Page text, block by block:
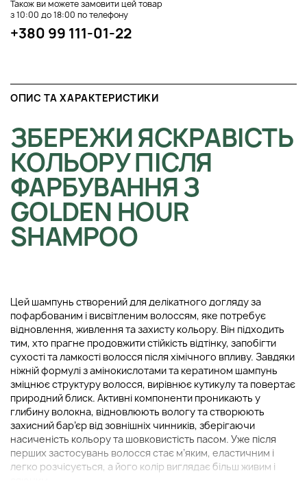
Також ви можете замовити цей товар
з 10:00 до 18:00 по телефону
+380 99 111-01-22
ОПИС ТА ХАРАКТЕРИСТИКИ
ЗБЕРЕЖИ ЯСКРАВІСТЬ
КОЛЬОРУ ПІСЛЯ
ФАРБУВАННЯ З
GOLDEN HOUR
SHAMPOO
Цей шампунь створений для делікатного догляду за
пофарбованим і висвітленим волоссям, яке потребує
відновлення, живлення та захисту кольору. Він підходить
тим, хто прагне продовжити стійкість відтінку, запобігти
сухості та ламкості волосся після хімічного впливу. Завдяки
ніжній формулі з амінокислотами та кератином шампунь
зміцнює структуру волосся, вирівнює кутикулу та повертає
природний блиск. Активні компоненти проникають у
глибину волокна, відновлюють вологу та створюють
захисний бар’єр від зовнішніх чинників, зберігаючи
насиченість кольору та шовковистість пасом. Уже після
перших застосувань волосся стає м’яким, еластичним і
легко розчісується, а його колір виглядає більш живим і